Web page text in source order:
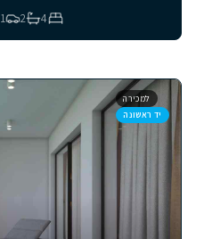
4
2
1
למכירה
יד ראשונה